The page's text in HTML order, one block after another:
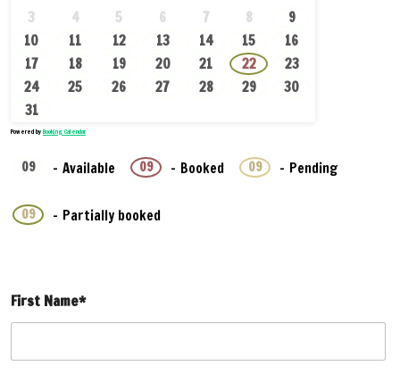
3
4 5 6 7 8
9
10
11 12 13 14 15
16
17
18 19 20 21 ·
22
23
24
25 26 27 28 29
30
31
Powered by Booking Calendar
09 - Available 09 - Booked 09 - Pending
·
09 - Partially booked
First Name*